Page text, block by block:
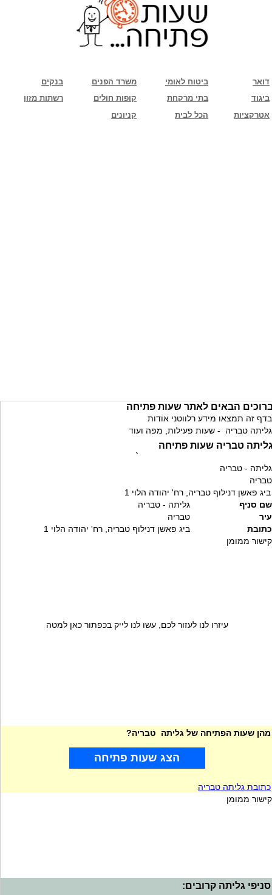
בנקים משרד הפנים ביטוח לאומי
דואר
רשתות מזון
קופות חולים בתי מרקחת
ביגוד
קניונים
הכל לבית אטרקציות
הבאים לאתר שעות פתיחה
בדף זה תמצאו מידע רלווטני אודות
גליתה טבריה - שעות פעילות, מפה ועוד
טבריה שעות פתיחה
`
גליתה - טבריה
טבריה
ביג פאשן דנילוף טבריה, רח' יהודה הלוי 1
שם סניף
גליתה - טבריה
עיר
טבריה
כתובת
ביג פאשן דנילוף טבריה, רח' יהודה הלוי 1
קישור ממומן
עיזרו לנו לעזור לכם, עשו לנו לייק בכפתור כאן למטה
מהן שעות הפתיחה של גליתה טבריה?
הצג שעות פתיחה
כתובת גליתה טבריה
קישור ממומן
סניפי גליתה קרובים: